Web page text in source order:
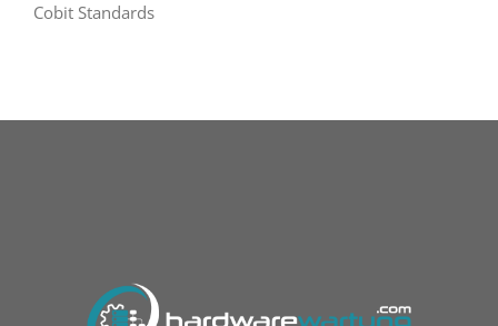
Cobit Standards